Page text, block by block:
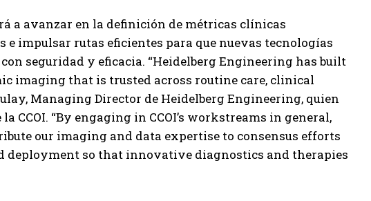
presencia
para
destaca
a avanzar en la definición de métricas clínicas
impulsar rutas eficientes para que nuevas tecnologías
seguridad y eficacia. “Heidelberg Engineering has built
imaging that is trusted across routine care, clinical
Managing Director de Heidelberg Engineering, quien
CCOI. “By engaging in CCOI’s workstreams in general,
our imaging and data expertise to consensus efforts
so that innovative diagnostics and therapies